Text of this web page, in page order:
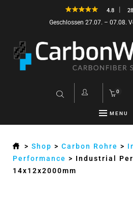
4.8
Geschlossen 27.07. – 07.08.
0
MENU
>Shop >Carbon Rohre >
Performance > Industrial
14x12x2000mm